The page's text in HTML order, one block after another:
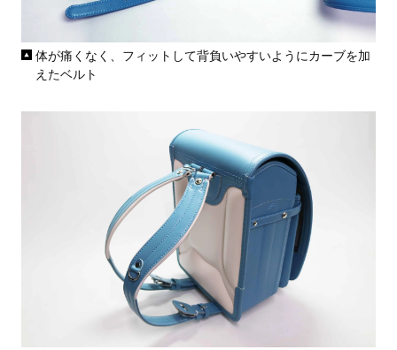
体が痛くなく、フィットして背負いやすいようにカーブを加
えたベルト